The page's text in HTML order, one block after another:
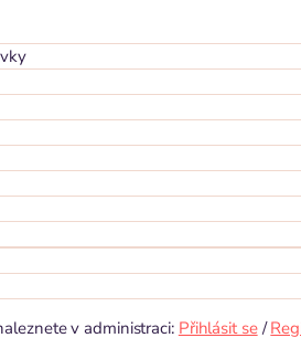
v administraci: Přihlásit se/